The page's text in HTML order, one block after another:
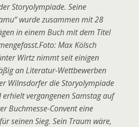
Storyolympiade. Seine
wurde zusammen mit 28
in einem Buch mit dem Titel
Max Kölsch
Wirtz nimmt seit einigen
an Literatur-Wettbewerben
Wilnsdorfer die Storyolympiade
vergangenen Samstag auf
Buchmesse-Convent eine
seinen Sieg. Sein Traum wäre,